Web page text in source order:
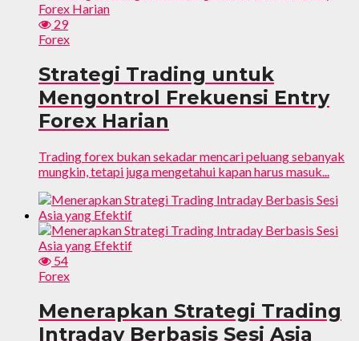
29
Forex
Strategi Trading untuk
Mengontrol Frekuensi Entry
Forex Harian
Trading forex bukan sekadar mencari peluang sebanyak
mungkin, tetapi juga mengetahui kapan harus masuk...
54
Forex
Menerapkan Strategi Trading
Intraday Berbasis Sesi Asia